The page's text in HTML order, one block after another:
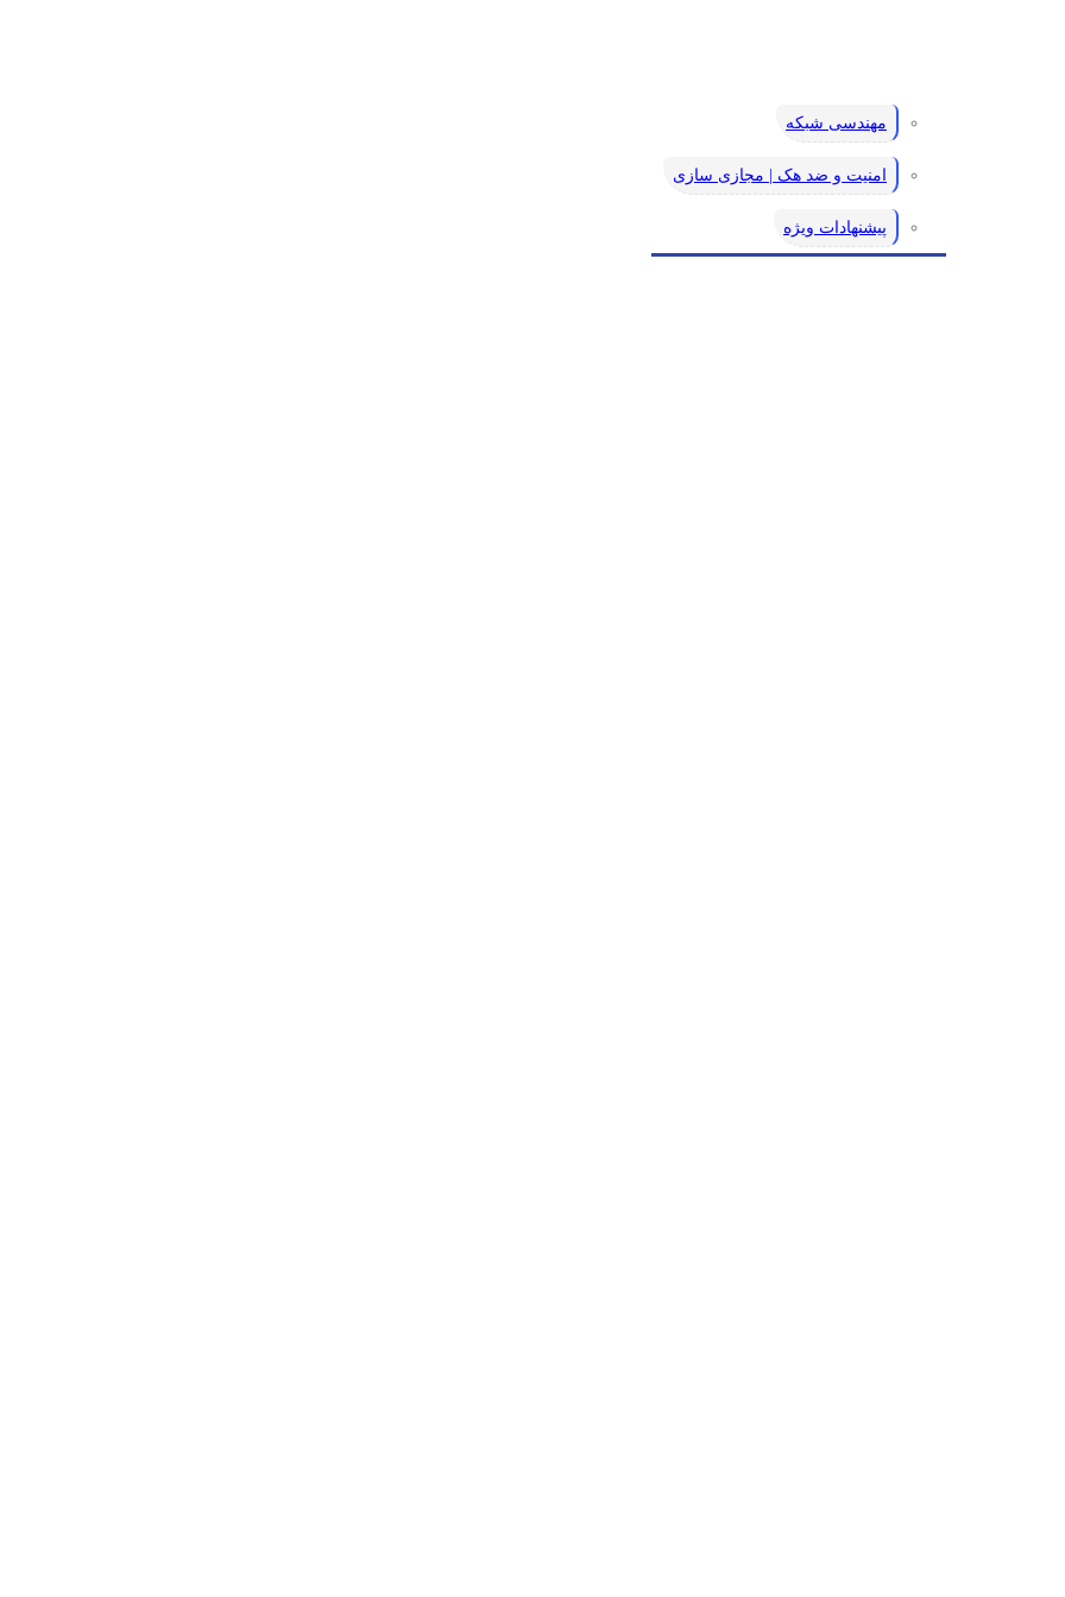
مهندسی شبکه
امنیت و ضد هک | مجازی سازی
پیشنهادات ویژه